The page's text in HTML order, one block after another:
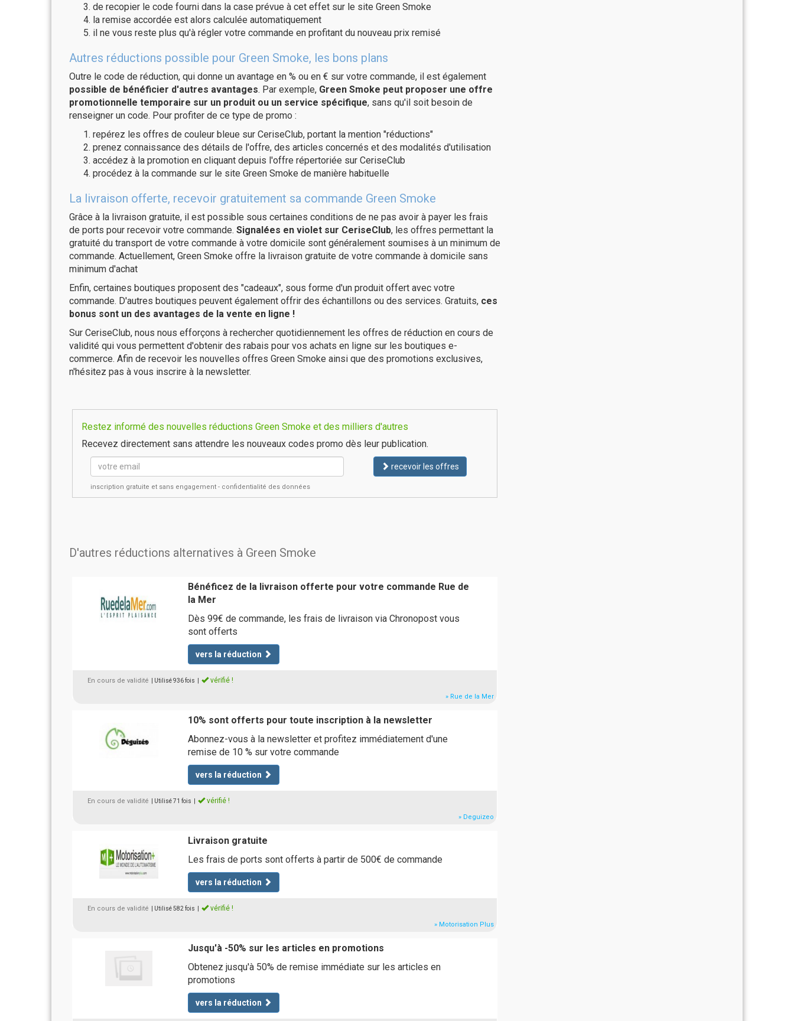
de recopier le code fourni dans la case prévue à cet effet sur le site Green Smoke
la remise accordée est alors calculée automatiquement
il ne vous reste plus qu'à régler votre commande en profitant du nouveau prix remisé
Autres réductions possible pour Green Smoke, les bons plans
Outre le code de réduction, qui donne un avantage en % ou en € sur votre commande, il est également
possible de bénéficier d'autres avantages. Par exemple, Green Smoke peut proposer une offre
promotionnelle temporaire sur un produit ou un service spécifique, sans qu'il soit besoin de
renseigner un code. Pour profiter de ce type de promo :
repérez les offres de couleur bleue sur CeriseClub, portant la mention "réductions"
prenez connaissance des détails de l'offre, des articles concernés et des modalités d'utilisation
accédez à la promotion en cliquant depuis l'offre répertoriée sur CeriseClub
procédez à la commande sur le site Green Smoke de manière habituelle
La livraison offerte, recevoir gratuitement sa commande Green Smoke
Grâce à la livraison gratuite, il est possible sous certaines conditions de ne pas avoir à payer les frais
de ports pour recevoir votre commande. Signalées en violet sur CeriseClub, les offres permettant la
gratuité du transport de votre commande à votre domicile sont généralement soumises à un minimum de
commande. Actuellement, Green Smoke offre la livraison gratuite de votre commande à domicile sans
minimum d'achat
Enfin, certaines boutiques proposent des "cadeaux", sous forme d'un produit offert avec votre
commande. D'autres boutiques peuvent également offrir des échantillons ou des services. Gratuits, ces
bonus sont un des avantages de la vente en ligne !
Sur CeriseClub, nous nous efforçons à rechercher quotidiennement les offres de réduction en cours de
validité qui vous permettent d'obtenir des rabais pour vos achats en ligne sur les boutiques e-
commerce. Afin de recevoir les nouvelles offres Green Smoke ainsi que des promotions exclusives,
n'hésitez pas à vous inscrire à la newsletter.
Restez informé des nouvelles réductions Green Smoke et des milliers d'autres
Recevez directement sans attendre les nouveaux codes promo dès leur publication.
recevoir les offres
inscription gratuite et sans engagement - confidentialité des données
D'autres réductions alternatives à Green Smoke
Bénéficez de la livraison offerte pour votre commande Rue de
la Mer
Dès 99€ de commande, les frais de livraison via Chronopost vous
sont offerts
vers la réduction
En cours de validité | Utilisé 936 fois vérifié !
» Rue de la Mer
10% sont offerts pour toute inscription à la newsletter
Abonnez-vous à la newsletter et profitez immédiatement d'une
remise de 10 % sur votre commande
vers la réduction
En cours de validité | Utilisé 71 fois vérifié !
» Deguizeo
Livraison gratuite
Les frais de ports sont offerts à partir de 500€ de commande
vers la réduction
En cours de validité | Utilisé 582 fois vérifié !
» Motorisation Plus
Jusqu'à -50% sur les articles en promotions
Obtenez jusqu'à 50% de remise immédiate sur les articles en
promotions
vers la réduction